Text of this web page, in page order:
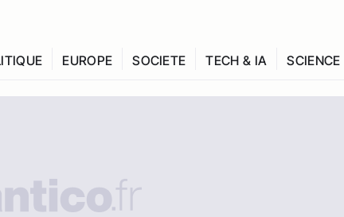
EUROPE SOCIETE TECH & IA SCIENCE